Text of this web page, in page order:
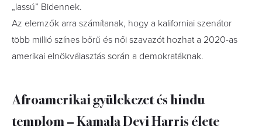
„lassú” Bidennek.
Az elemzők arra számítanak, hogy a kaliforniai szenátor
több millió színes bőrű és női szavazót hozhat a 2020-as
amerikai elnökválasztás során a demokratáknak.
Afroamerikai gyülekezet és hindu
templom – Kamala Devi Harris élete